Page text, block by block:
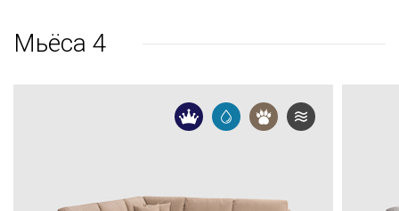
Мьёса 4